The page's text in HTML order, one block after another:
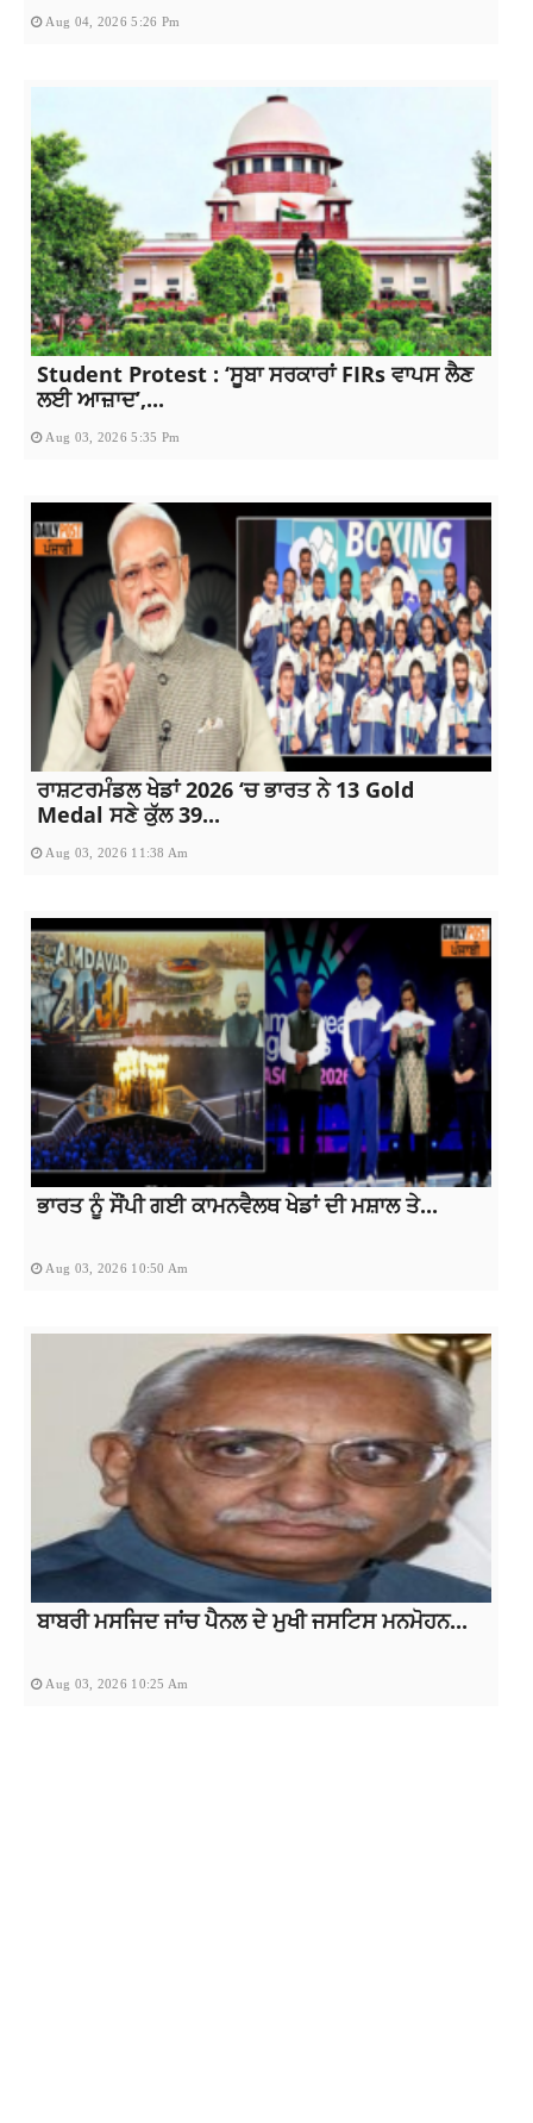
Aug 04, 2026 5:26 Pm
Student Protest : ‘ਸੂਬਾ ਸਰਕਾਰਾਂ FIRs ਵਾਪਸ ਲੈਣ
ਲਈ ਆਜ਼ਾਦ’,...
Aug 03, 2026 5:35 Pm
ਰਾਸ਼ਟਰਮੰਡਲ ਖੇਡਾਂ 2026 ‘ਚ ਭਾਰਤ ਨੇ 13 Gold
Medal ਸਣੇ ਕੁੱਲ 39...
Aug 03, 2026 11:38 Am
ਭਾਰਤ ਨੂੰ ਸੌਂਪੀ ਗਈ ਕਾਮਨਵੈਲਥ ਖੇਡਾਂ ਦੀ ਮਸ਼ਾਲ ਤੇ...
Aug 03, 2026 10:50 Am
ਬਾਬਰੀ ਮਸਜਿਦ ਜਾਂਚ ਪੈਨਲ ਦੇ ਮੁਖੀ ਜਸਟਿਸ ਮਨਮੋਹਨ...
Aug 03, 2026 10:25 Am